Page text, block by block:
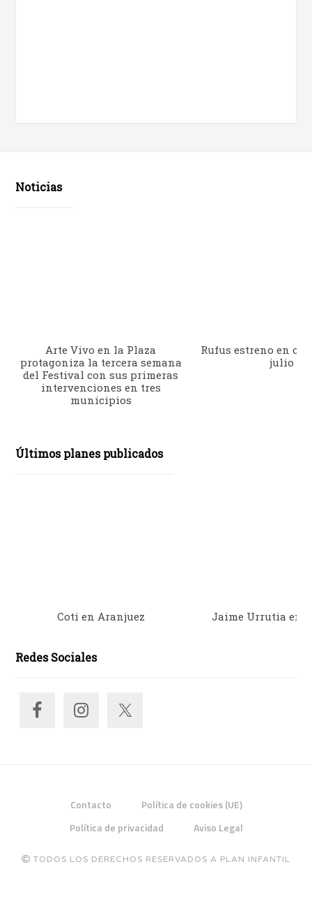
Noticias
Arte Vivo en la Plaza
protagoniza la tercera semana
del Festival con sus primeras
intervenciones en tres
municipios
Rufus estreno en
julio
Últimos planes publicados
Coti en Aranjuez Jaime Urrutia en
Redes Sociales
Contacto
Política de cookies (UE)
Política de privacidad
Aviso Legal
TODOS LOS DERECHOS RESERVADOS A PLAN INFANTIL